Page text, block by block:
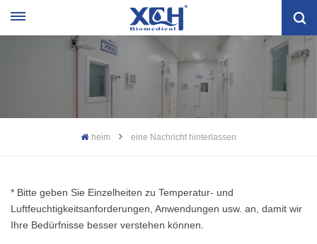
heim eine Nachricht hinterlassen
* Bitte geben Sie Einzelheiten zu Temperatur- und
Luftfeuchtigkeitsanforderungen, Anwendungen usw. an, damit wir
Ihre Bedürfnisse besser verstehen können.